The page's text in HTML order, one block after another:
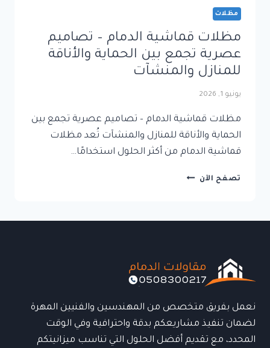
مظلات
مظلات قماشية الدمام – تصاميم
عصرية تجمع بين الحماية والأناقة
للمنازل والمنشآت
يونيو 1, 2026
مظلات قماشية الدمام – تصاميم عصرية تجمع بين
الحماية والأناقة للمنازل والمنشآت تُعد مظلات
قماشية الدمام من أكثر الحلول استخدامًا…
تصفح الآن مظلات
بين
الحماية
للمنازل
نعمل بفريق متخصص من المهندسين والفنيين المهرة
لضمان تنفيذ مشاريعكم بدقة واحترافية وفي الوقت
المحدد، مع تقديم أفضل الحلول التي تناسب ميزانيتكم